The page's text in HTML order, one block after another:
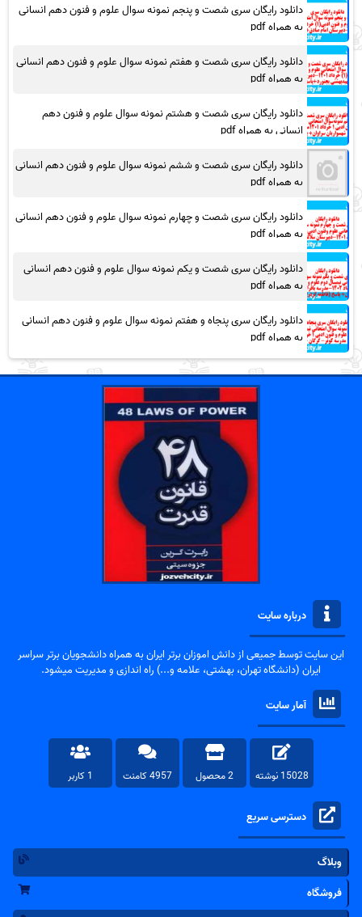
دانلود رایگان سری شصت و پنجم نمونه سوال علوم و فنون دهم انسانی
به همراه pdf
دانلود رایگان سری شصت و هفتم نمونه سوال علوم و فنون دهم انسانی
به همراه pdf
دانلود رایگان سری شصت و هشتم نمونه سوال علوم و فنون دهم
انسانی به همراه pdf
دانلود رایگان سری شصت و ششم نمونه سوال علوم و فنون دهم انسانی
به همراه pdf
دانلود رایگان سری شصت و چهارم نمونه سوال علوم و فنون دهم انسانی
به همراه pdf
دانلود رایگان سری شصت و یکم نمونه سوال علوم و فنون دهم انسانی
به همراه pdf
دانلود رایگان سری پنجاه و هفتم نمونه سوال علوم و فنون دهم انسانی
به همراه pdf
درباره سایت
این سایت توسط جمیعی از دانش اموزان برتر ایران به همراه دانشجویان برتر سراسر
ایران (دانشگاه تهران، بهشتی، علامه و...) راه اندازی و مدیریت میشود.
آمار سایت
15028 نوشته 2 محصول 4957 کامنت 1 کاربر
دسترسی سریع
وبلاگ
فروشگاه